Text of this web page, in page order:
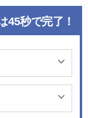
45秒で完了！